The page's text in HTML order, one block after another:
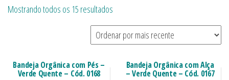
Mostrando todos os 15 resultados
Bandeja Orgânica com Pés –
Verde Quente – Cód. 0168
Bandeja Orgânica com Alça
– Verde Quente – Cód. 0167